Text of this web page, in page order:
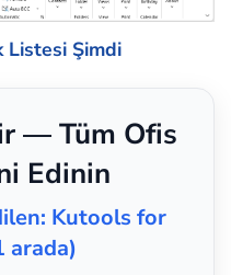
Listesi Şimdi
— Tüm Ofis
Edinin
Kutools for
arada)